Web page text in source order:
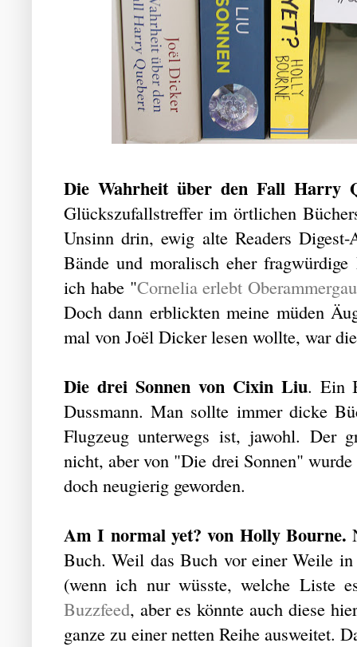
Die Wahrheit über den Fall Harry
Glückszufallstreffer im örtlichen
Unsinn drin, ewig alte Readers
Bände und moralisch eher
ich habe "Cornelia erlebt Oberammergau
Doch dann erblickten meine müden
mal von Joël Dicker lesen wollte, war
Die drei Sonnen von Cixin Liu. Ein
Dussmann. Man sollte immer dicke
Flugzeug unterwegs ist, jawohl. Der
nicht, aber von "Die drei Sonnen"
doch neugierig geworden.
Am I normal yet? von Holly Bourne.
Buch. Weil das Buch vor einer Weile
(wenn ich nur wüsste, welche Liste
Buzzfeed, aber es könnte auch diese
ganze zu einer netten Reihe ausweitet.